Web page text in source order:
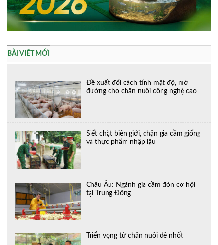
BÀI VIẾT MỚI
Đề xuất đổi cách tính mật độ, mở
đường cho chăn nuôi công nghệ cao
Siết chặt biên giới, chặn gia cầm giống
và thực phẩm nhập lậu
Châu Âu: Ngành gia cầm đón cơ hội
tại Trung Đông
Triển vọng từ chăn nuôi dê nhốt